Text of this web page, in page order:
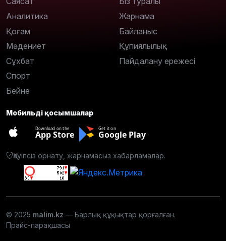
Аналитика
Қоғам
Мәдениет
Сұхбат
Спорт
Бейне
Жарнама
Байланыс
Құпиялылық
Пайдалану ережесі
Мобильді қосымшалар
Download on the
App Store
Get it on
Google Play
Қауіпсіз орнату, жарнамасыз хабарламалар.
© 2025 malim.kz — Барлық құқықтар қорғалған.
Прайс-парақшасы